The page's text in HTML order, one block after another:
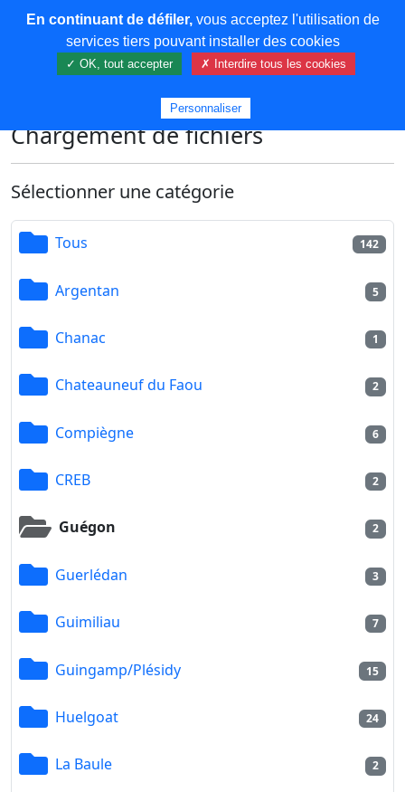
COREMA
Chargement de fichiers
Sélectionner une catégorie
Tous 142
Argentan 5
Chanac 1
Chateauneuf du Faou 2
Compiègne 6
CREB 2
Guégon 2
Guerlédan 3
Guimiliau 7
Guingamp/Plésidy 15
Huelgoat 24
La Baule 2
En continuant de défiler,vous acceptez l'utilisation de
services tiers pouvant installer des cookies
✓ OK, tout accepter ✗ Interdire tous les cookies
Personnaliser